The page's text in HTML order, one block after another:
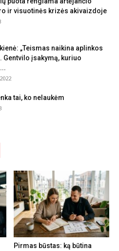
ir visuotinės krizės akivaizdoje
„Teismas naikina aplinkos
Gentvilo įsakymą, kuriuo
tai, ko nelaukėm
Pirmas būstas: ką būtina